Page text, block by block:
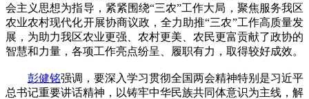
会主义思想为指导，紧紧围绕“三农”工作大局，聚焦服务我区
农业农村现代化开展协商议政，全力助推“三农”工作高质量发
展，为助力我区农业更强、农村更美、农民更富贡献了政协的
智慧和力量，各项工作亮点纷呈、履职有力，取得较好成效。
彭健铭强调，要深入学习贯彻全国两会精神特别是习近平
总书记重要讲话精神，以铸牢中华民族共同体意识为主线，解